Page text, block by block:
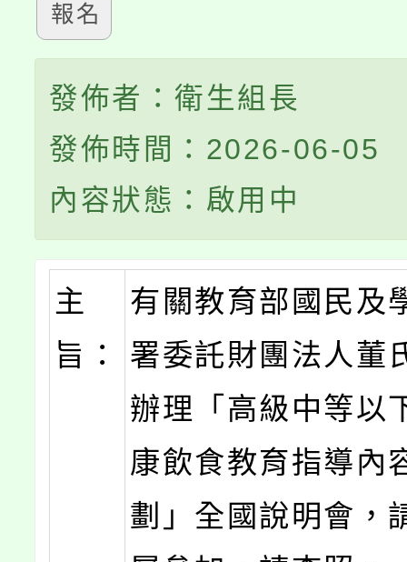
報名
發佈者：衛生組長
發佈時間：2026-06-05
內容狀態：啟用中
主
旨：
有關教育部國民及
署委託財團法人董
辦理「高級中等以
康飲食教育指導內
劃」全國說明會，